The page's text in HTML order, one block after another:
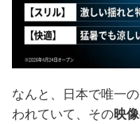
なんと、日本で唯一
われていて、その映